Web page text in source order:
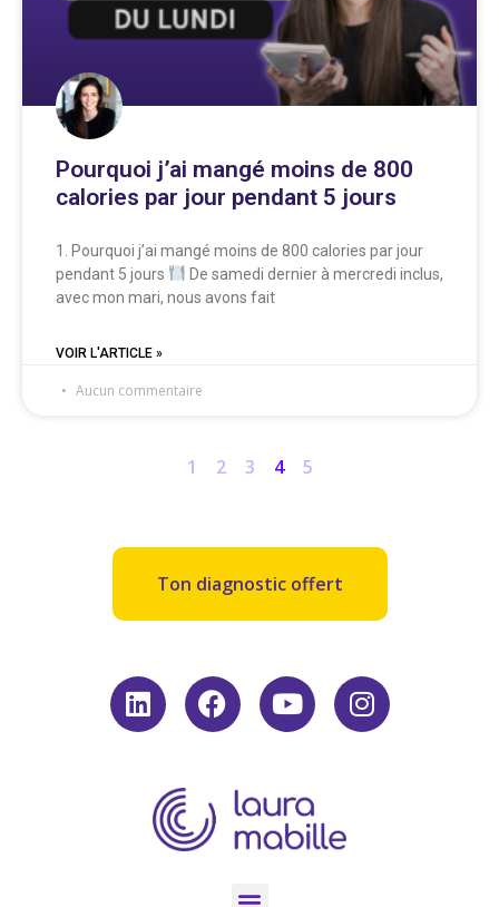
Pourquoi j’ai mangé moins de 800
calories par jour pendant 5 jours
1. Pourquoi j’ai mangé moins de 800 calories par jour
pendant 5 jours
De samedi dernier à mercredi inclus,
avec mon mari, nous avons fait
VOIR L'ARTICLE »
Aucun commentaire
1 2 3 4 5
Ton diagnostic offert